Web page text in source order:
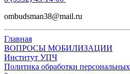
ombudsman38@mail.ru
Главная
ВОПРОСЫ МОБИЛИЗАЦИИ
Институт УПЧ
Политика обработки